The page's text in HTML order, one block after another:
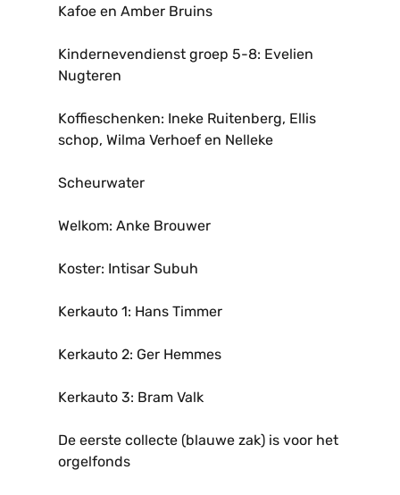
Kafoe en Amber Bruins
Kindernevendienst groep 5-8: Evelien
Nugteren
Koffieschenken: Ineke Ruitenberg, Ellis
schop, Wilma Verhoef en Nelleke
Scheurwater
Welkom: Anke Brouwer
Koster: Intisar Subuh
Kerkauto 1: Hans Timmer
Kerkauto 2: Ger Hemmes
Kerkauto 3: Bram Valk
De eerste collecte (blauwe zak) is voor het
orgelfonds